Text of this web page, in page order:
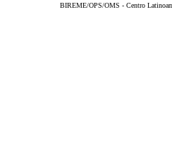
BIREME/OPS/OMS - Centro